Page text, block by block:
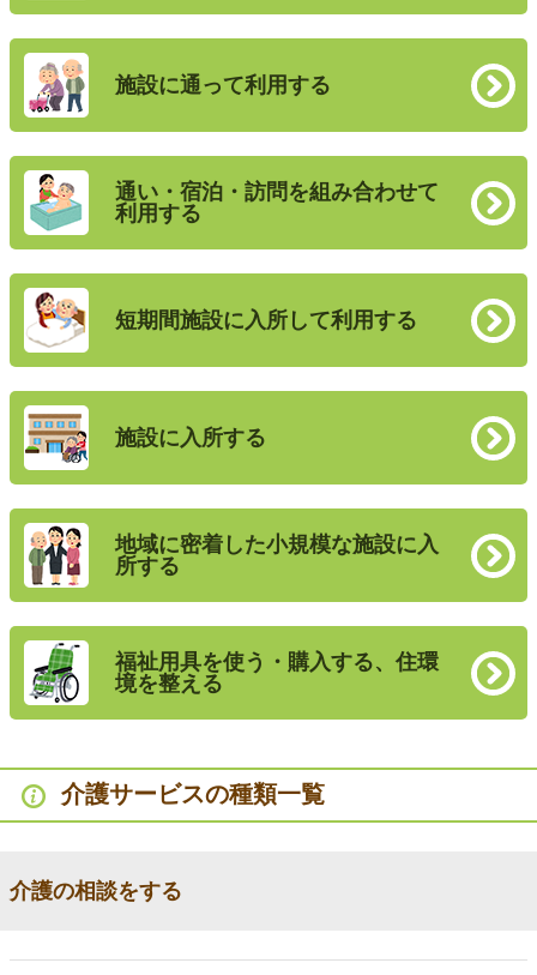
施設に通って利用する
通い・宿泊・訪問を組み合わせて
利用する
短期間施設に入所して利用する
施設に入所する
地域に密着した小規模な施設に入
所する
福祉用具を使う・購入する、住環
境を整える
介護サービスの種類一覧
介護の相談をする